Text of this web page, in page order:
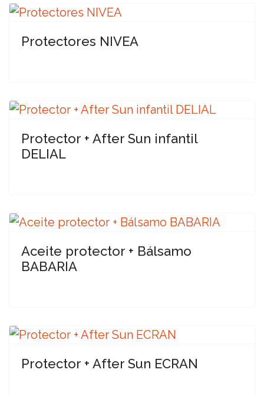
Protectores NIVEA
Protector + After Sun infantil
DELIAL
Aceite protector + Bálsamo
BABARIA
Protector + After Sun ECRAN